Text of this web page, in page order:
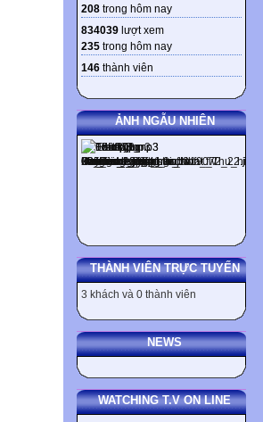
208 trong hôm nay
834039 lượt xem
235 trong hôm nay
146 thành viên
ẢNH NGẪU NHIÊN
THÀNH VIÊN TRỰC TUYẾN
3 khách và 0 thành viên
NEWS
WATCHING T.V ON LINE